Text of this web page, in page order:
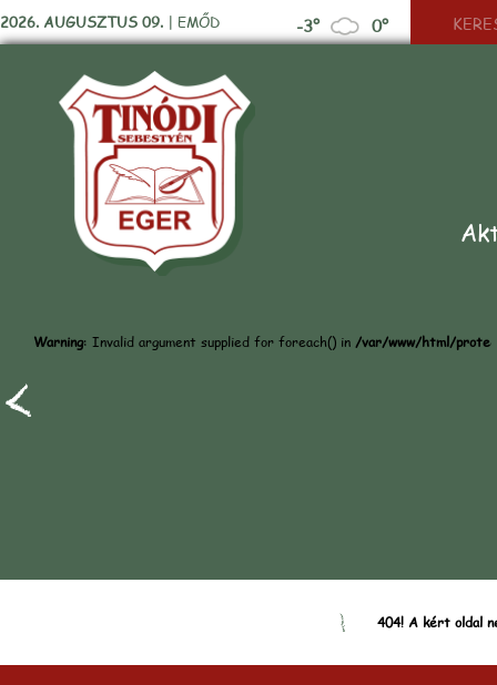
2026. AUGUSZTUS 09. | EMŐD -3° 0°
Warning: Invalid argument supplied for foreach() in /var/www/html/
404! A kért oldal